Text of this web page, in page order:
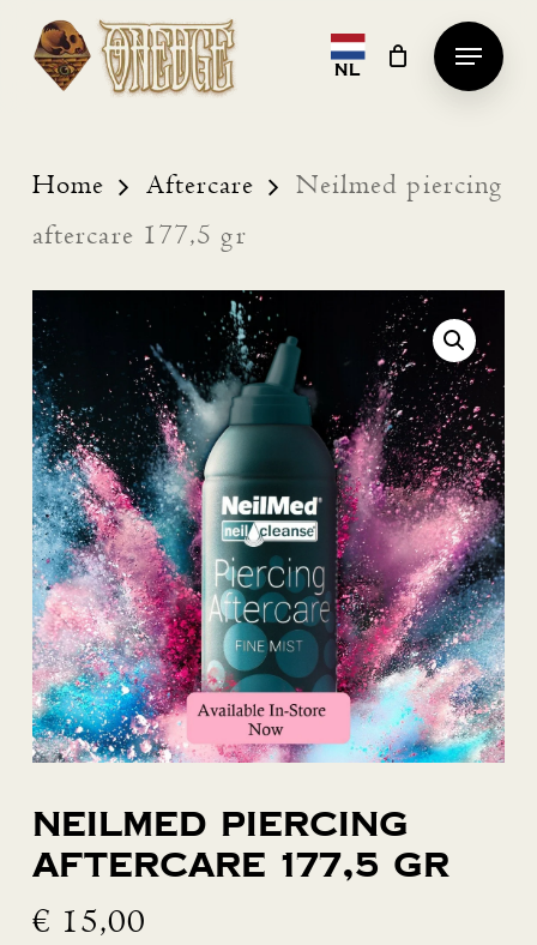
Skip
content
NL
Menu
Home Aftercare
Neilmed piercing
aftercare 177,5 gr
Neilmed piercing
aftercare 177,5 gr
€ 15,00